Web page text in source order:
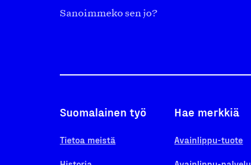
Sanoimmeko sen jo?
Suomalainen työ
Tietoa meistä
Hae merkkiä
Avainlippu-tuote